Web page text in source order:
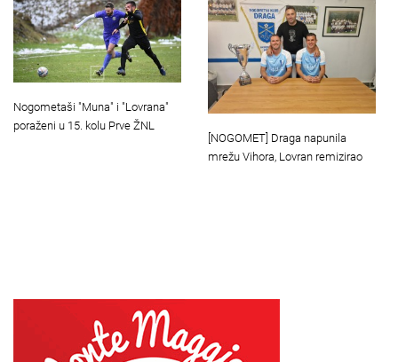
Nogometaši "Muna" i "Lovrana"
poraženi u 15. kolu Prve ŽNL
[NOGOMET] Draga napunila
mrežu Vihora, Lovran remizirao